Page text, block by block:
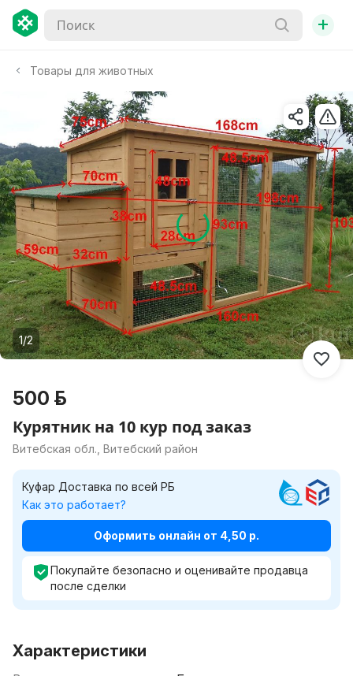
+
Товары для животных
1/2
500 р.
Курятник на 10 кур под заказ
Витебская обл., Витебский район
Куфар Доставка по всей РБ
Как это работает?
Оформить онлайн от 4,50 р.
Покупайте безопасно и оценивайте продавца
после сделки
Характеристики